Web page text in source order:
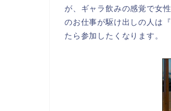
が、ギャラ飲みの感覚で女
のお仕事が駆け出しの人は
たら参加したくなります。